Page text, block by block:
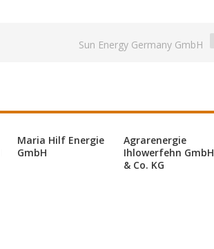
Sun Energy Germany GmbH
Maria Hilf Energie
GmbH
Agrarenergie
Ihlowerfehn GmbH
& Co. KG